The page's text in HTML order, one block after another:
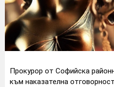
Прокурор от Софийска
към наказателна